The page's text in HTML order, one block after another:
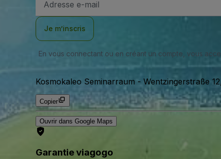
e-
Je m’inscris
En vous connectant ou en créant un compte, vous
Kosmokaleo Seminarraum - Wentzingerstraße
Copier
Ouvrir dans Google Maps
Garantie viagogo